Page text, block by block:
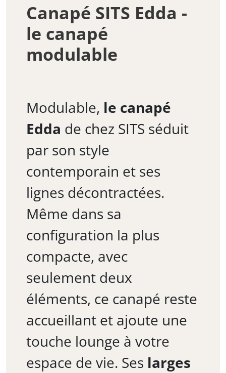
Canapé SITS Edda -
le canapé
modulable
Modulable, le canapé
Edda de chez SITS séduit
par son style
contemporain et ses
lignes décontractées.
Même dans sa
configuration la plus
compacte, avec
seulement deux
éléments, ce canapé reste
accueillant et ajoute une
touche lounge à votre
espace de vie. Ses larges